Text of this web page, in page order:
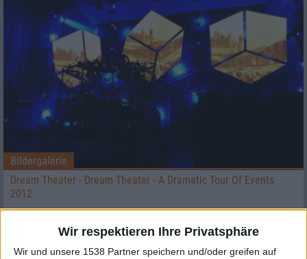
Wir respektieren Ihre Privatsphäre
Wir und unsere 1538 Partner speichern und/oder greifen auf
Bildergalerie
Dream Theater - Dream Theater - A Dramatic Tour Of Events
2012